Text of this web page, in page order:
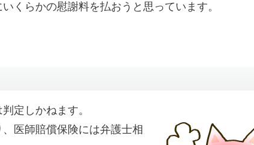
くらかの慰謝料を払おうと思っています。
定しかねます。
医師賠償保険には弁護士相